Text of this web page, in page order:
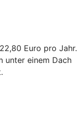
Euro pro Jahr.
unter einem Dach